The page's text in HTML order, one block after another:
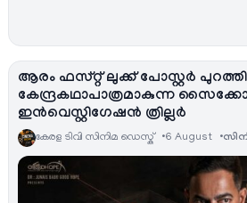
ആരം ഫസ്റ്റ് ലുക്ക് പോസ്റ്റർ
കേന്ദ്രകഥാപാത്രമാകുന്ന
ഇൻവെസ്റ്റിഗേഷൻ ത്രില്ലർ
കേരള ടിവി സിനിമ ഡെസ്ക് 6 August